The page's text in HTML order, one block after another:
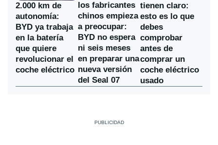
2.000 km de
autonomía:
BYD ya trabaja
en la batería
que quiere
revolucionar el
coche eléctrico
los fabricantes
chinos empieza
a preocupar:
BYD no espera
ni seis meses
en preparar una
nueva versión
del Seal 07
tienen claro:
esto es lo que
debes
comprobar
antes de
comprar un
coche eléctrico
usado